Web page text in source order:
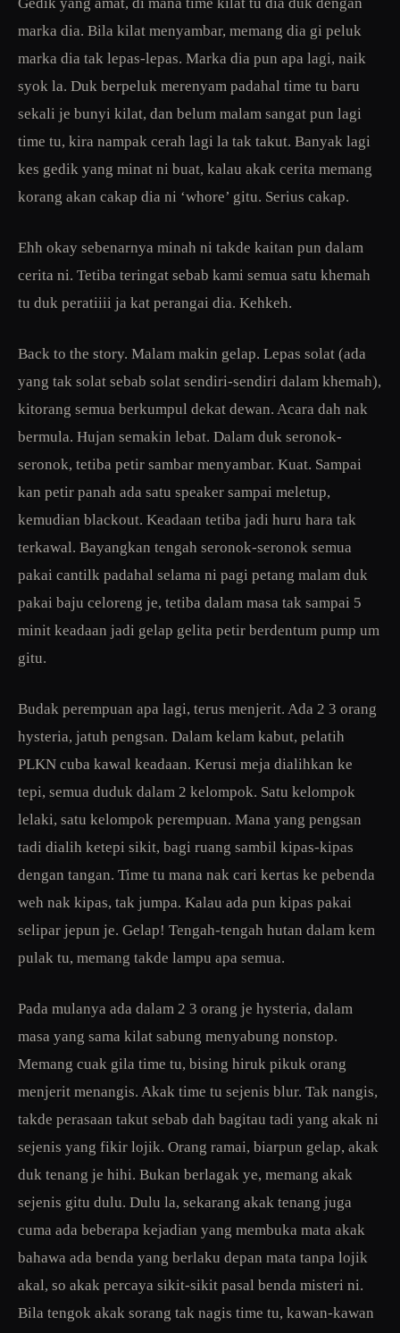
marka dia. Bila kilat menyambar, memang dia gi peluk
marka dia tak lepas-lepas. Marka dia pun apa lagi, naik
syok la. Duk berpeluk merenyam padahal time tu baru
sekali je bunyi kilat, dan belum malam sangat pun lagi
time tu, kira nampak cerah lagi la tak takut. Banyak lagi
kes gedik yang minat ni buat, kalau akak cerita memang
korang akan cakap dia ni ‘whore’ gitu. Serius cakap.
Ehh okay sebenarnya minah ni takde kaitan pun dalam
cerita ni. Tetiba teringat sebab kami semua satu khemah
tu duk peratiiii ja kat perangai dia. Kehkeh.
Back to the story. Malam makin gelap. Lepas solat (ada
yang tak solat sebab solat sendiri-sendiri dalam khemah),
kitorang semua berkumpul dekat dewan. Acara dah nak
bermula. Hujan semakin lebat. Dalam duk seronok-
seronok, tetiba petir sambar menyambar. Kuat. Sampai
kan petir panah ada satu speaker sampai meletup,
kemudian blackout. Keadaan tetiba jadi huru hara tak
terkawal. Bayangkan tengah seronok-seronok semua
pakai cantilk padahal selama ni pagi petang malam duk
pakai baju celoreng je, tetiba dalam masa tak sampai 5
minit keadaan jadi gelap gelita petir berdentum pump um
gitu.
Budak perempuan apa lagi, terus menjerit. Ada 2 3 orang
hysteria, jatuh pengsan. Dalam kelam kabut, pelatih
PLKN cuba kawal keadaan. Kerusi meja dialihkan ke
tepi, semua duduk dalam 2 kelompok. Satu kelompok
lelaki, satu kelompok perempuan. Mana yang pengsan
tadi dialih ketepi sikit, bagi ruang sambil kipas-kipas
dengan tangan. Time tu mana nak cari kertas ke pebenda
weh nak kipas, tak jumpa. Kalau ada pun kipas pakai
selipar jepun je. Gelap! Tengah-tengah hutan dalam kem
pulak tu, memang takde lampu apa semua.
Pada mulanya ada dalam 2 3 orang je hysteria, dalam
masa yang sama kilat sabung menyabung nonstop.
Memang cuak gila time tu, bising hiruk pikuk orang
menjerit menangis. Akak time tu sejenis blur. Tak nangis,
takde perasaan takut sebab dah bagitau tadi yang akak ni
sejenis yang fikir lojik. Orang ramai, biarpun gelap, akak
duk tenang je hihi. Bukan berlagak ye, memang akak
sejenis gitu dulu. Dulu la, sekarang akak tenang juga
cuma ada beberapa kejadian yang membuka mata akak
bahawa ada benda yang berlaku depan mata tanpa lojik
akal, so akak percaya sikit-sikit pasal benda misteri ni.
Bila tengok akak sorang tak nagis time tu, kawan-kawan